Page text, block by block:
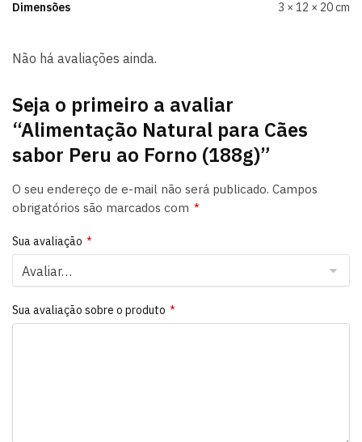
Dimensões 3 × 12 × 20 cm
Não há avaliações ainda.
Seja o primeiro a avaliar
“Alimentação Natural para Cães
sabor Peru ao Forno (188g)”
O seu endereço de e-mail não será publicado. Campos
obrigatórios são marcados com *
Sua avaliação *
Sua avaliação sobre o produto *